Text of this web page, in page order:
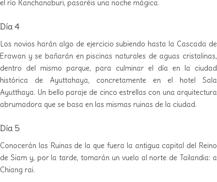
el río Kanchanaburi, pasaréis una noche mágica.
Día 4
Los novios harán algo de ejercicio subiendo hasta la Cascada de
Erawan y se bañarán en piscinas naturales de aguas cristalinas,
dentro del mismo parque, para culminar el día en la ciudad
histórica de Ayuttahaya, concretamente en el hotel Sala
Ayutthaya. Un bello paraje de cinco estrellas con una arquitectura
abrumadora que se basa en las mismas ruinas de la ciudad.
Día 5
Conocerán las Ruinas de la que fuera la antigua capital del Reino
de Siam y, por la tarde, tomarán un vuelo al norte de Tailandia: a
Chiang rai.